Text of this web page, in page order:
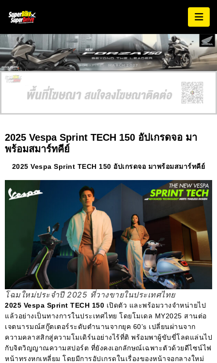
AD EXPIRES: MARCH 2027
2025 Vespa Sprint TECH 150 อัปเกรดจอ มา
พร้อมสมาร์ทคีย์
2025 Vespa Sprint TECH 150 อัปเกรดจอ มาพร้อมสมาร์ทคีย์
โฉมใหม่ประจำปี 2025 ที่วางขายในประเทศไทย
2025 Vespa Sprint TECH 150 เปิดตัว และพร้อมวางจำหน่ายไป
แล้วอย่างเป็นทางการในประเทศไทย โดยโมเดล MY2025 สานต่อ
เจตนารมณ์สกู๊ตเตอร์ระดับตำนานจากยุค 60’s เปลี่ยนผ่านจาก
ความคลาสสิกสู่ความโมเดิร์นอย่างไร้ที่ติ พร้อมพาผู้ขับขี่โลดแล่นไป
กับจิตวิญญาณความสปอร์ต ที่ยังคงเอกลักษณ์เฉพาะตัวด้วยดีไซน์ไฟ
หน้าทรงหกเหลี่ยม โดยมีการอัปเกรดในเรื่องของหน้าจอกลางใหม่